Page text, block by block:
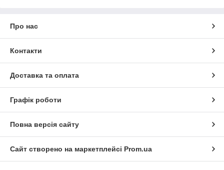
Про нас
Контакти
Доставка та оплата
Графік роботи
Повна версія сайту
Сайт створено на маркетплейсі Prom.ua